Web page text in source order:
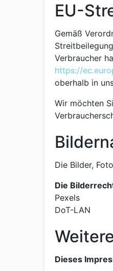
EU-
Gemäß
Verbraucher
https://
oberhalb in
Wir möchten
Die Bilder,
Die
Pexels
DoT-LAN
Dieses